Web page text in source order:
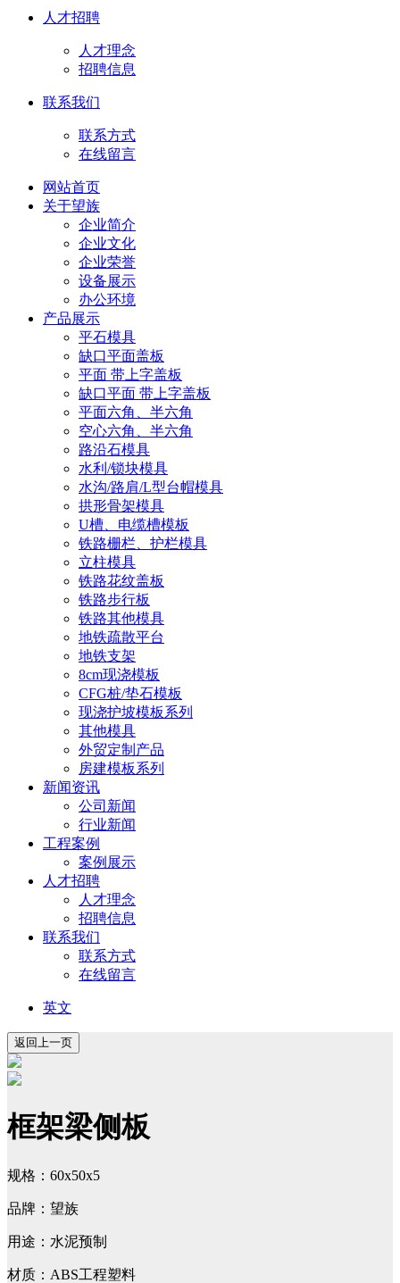
人才招聘
人才理念
招聘信息
联系我们
联系方式
在线留言
网站首页
关于望族
企业简介
企业文化
企业荣誉
设备展示
办公环境
产品展示
平石模具
缺口平面盖板
平面 带上字盖板
缺口平面 带上字盖板
平面六角、半六角
空心六角、半六角
路沿石模具
水利/锁块模具
水沟/路肩/L型台帽模具
拱形骨架模具
U槽、电缆槽模板
铁路栅栏、护栏模具
立柱模具
铁路花纹盖板
铁路步行板
铁路其他模具
地铁疏散平台
地铁支架
8cm现浇模板
CFG桩/垫石模板
现浇护坡模板系列
其他模具
外贸定制产品
房建模板系列
新闻资讯
公司新闻
行业新闻
工程案例
案例展示
人才招聘
人才理念
招聘信息
联系我们
联系方式
在线留言
英文
框架梁侧板
规格：60x50x5
品牌：望族
用途：水泥预制
材质：ABS工程塑料